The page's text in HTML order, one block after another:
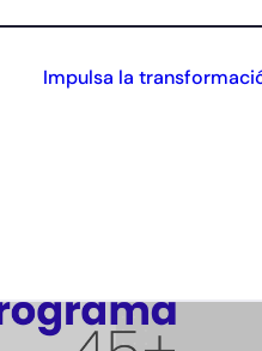
Impulsa la